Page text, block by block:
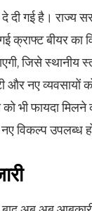
दी गई है। राज्य
क्राफ्ट बीयर
जिसे स्थानीय
नए व्यवसायों
भी फायदा
विकल्प उपलब्ध